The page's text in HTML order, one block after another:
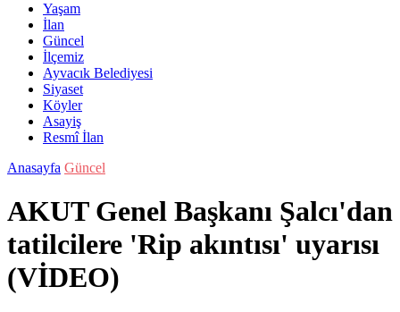
Yaşam
İlan
Güncel
İlçemiz
Ayvacık Belediyesi
Siyaset
Köyler
Asayiş
Resmî İlan
Anasayfa Güncel
AKUT Genel Başkanı Şalcı'dan
tatilcilere 'Rip akıntısı' uyarısı
(VİDEO)